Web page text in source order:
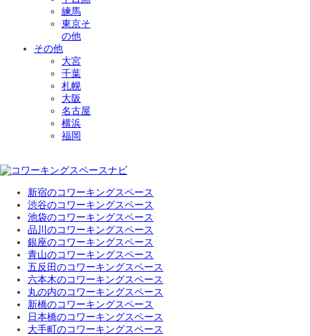
練馬
東京そ
の他
その他
大宮
千葉
札幌
大阪
名古屋
横浜
福岡
新宿のコワーキングスペース
渋谷のコワーキングスペース
池袋のコワーキングスペース
品川のコワーキングスペース
銀座のコワーキングスペース
青山のコワーキングスペース
五反田のコワーキングスペース
六本木のコワーキングスペース
丸の内のコワーキングスペース
新橋のコワーキングスペース
日本橋のコワーキングスペース
大手町のコワーキングスペース